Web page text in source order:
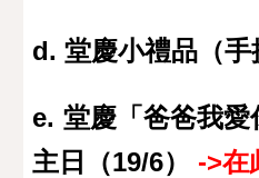
d. 堂慶小禮品（
e. 堂慶「爸爸我
主日（19/6） ->在